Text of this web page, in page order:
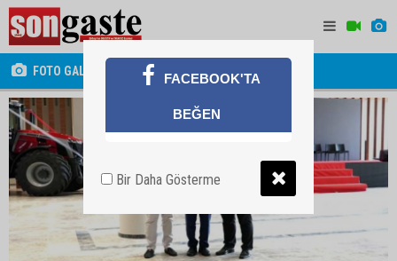
FOTO GALERİ FACEBOOK'TA
BEĞEN
Bir Daha Gösterme